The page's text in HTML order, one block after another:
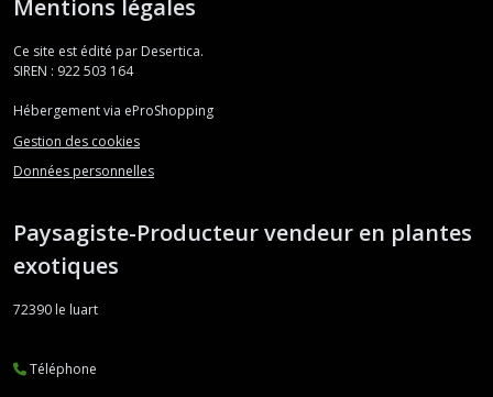
Mentions légales
Ce site est édité par Desertica.
SIREN : 922 503 164
Hébergement via eProShopping
Gestion des cookies
Données personnelles
Paysagiste-Producteur vendeur en plantes
exotiques
72390 le luart
Téléphone